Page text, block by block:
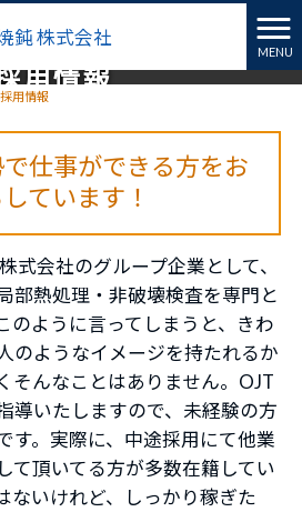
MENU
用情報
採用情報
仕事ができる方をお
ています！
式会社のグループ企業として、
部熱処理・非破壊検査を専門と
のように言ってしまうと、きわ
のようなイメージを持たれるか
そんなことはありません。OJT
導いたしますので、未経験の方
す。実際に、中途採用にて他業
て頂いてる方が多数在籍してい
ないけれど、しっかり稼ぎた